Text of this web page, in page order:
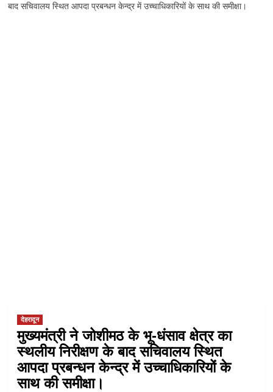
बाद सचिवालय स्थित आपदा प्रबन्धन केन्द्र में उच्चाधिकारियों के साथ की समीक्षा।
देहरादून
मुख्यमंत्री ने जोशीमठ के भू-धंसाव क्षेत्र का
स्थलीय निरीक्षण के बाद सचिवालय स्थित
आपदा प्रबन्धन केन्द्र में उच्चाधिकारियों के
साथ की समीक्षा।